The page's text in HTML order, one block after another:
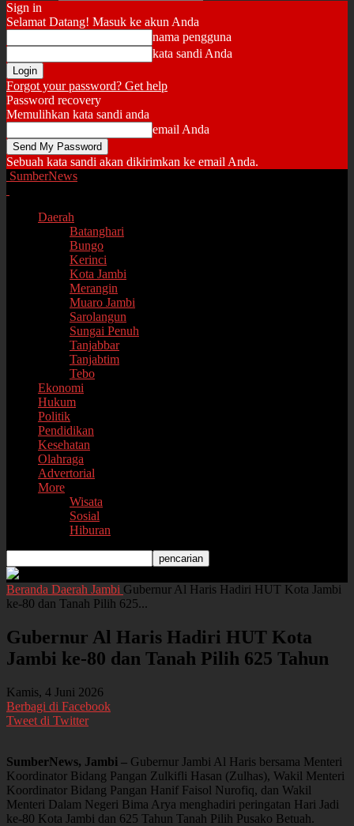
Sign in
Selamat Datang! Masuk ke akun Anda
nama pengguna
kata sandi Anda
Forgot your password? Get help
Password recovery
Memulihkan kata sandi anda
email Anda
Sebuah kata sandi akan dikirimkan ke email Anda.
SumberNews
Daerah
Batanghari
Bungo
Kerinci
Kota Jambi
Merangin
Muaro Jambi
Sarolangun
Sungai Penuh
Tanjabbar
Tanjabtim
Tebo
Ekonomi
Hukum
Politik
Pendidikan
Kesehatan
Olahraga
Advertorial
More
Wisata
Sosial
Hiburan
Beranda Daerah Jambi Gubernur Al Haris Hadiri HUT Kota Jambi
ke-80 dan Tanah Pilih 625...
Gubernur Al Haris Hadiri HUT Kota
Jambi ke-80 dan Tanah Pilih 625 Tahun
Kamis, 4 Juni 2026
Berbagi di Facebook
Tweet di Twitter
SumberNews, Jambi – Gubernur Jambi Al Haris bersama Menteri
Koordinator Bidang Pangan Zulkifli Hasan (Zulhas), Wakil Menteri
Koordinator Bidang Pangan Hanif Faisol Nurofiq, dan Wakil
Menteri Dalam Negeri Bima Arya menghadiri peringatan Hari Jadi
ke-80 Kota Jambi dan 625 Tahun Tanah Pilih Pusako Betuah.